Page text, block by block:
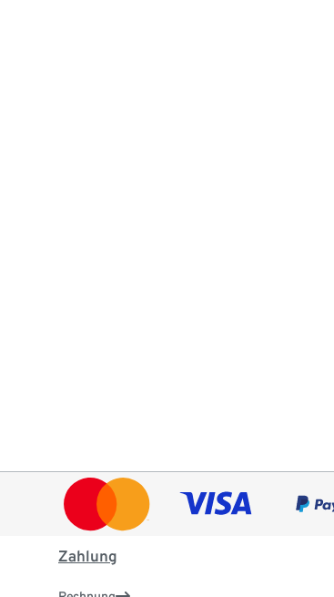
Zahlung